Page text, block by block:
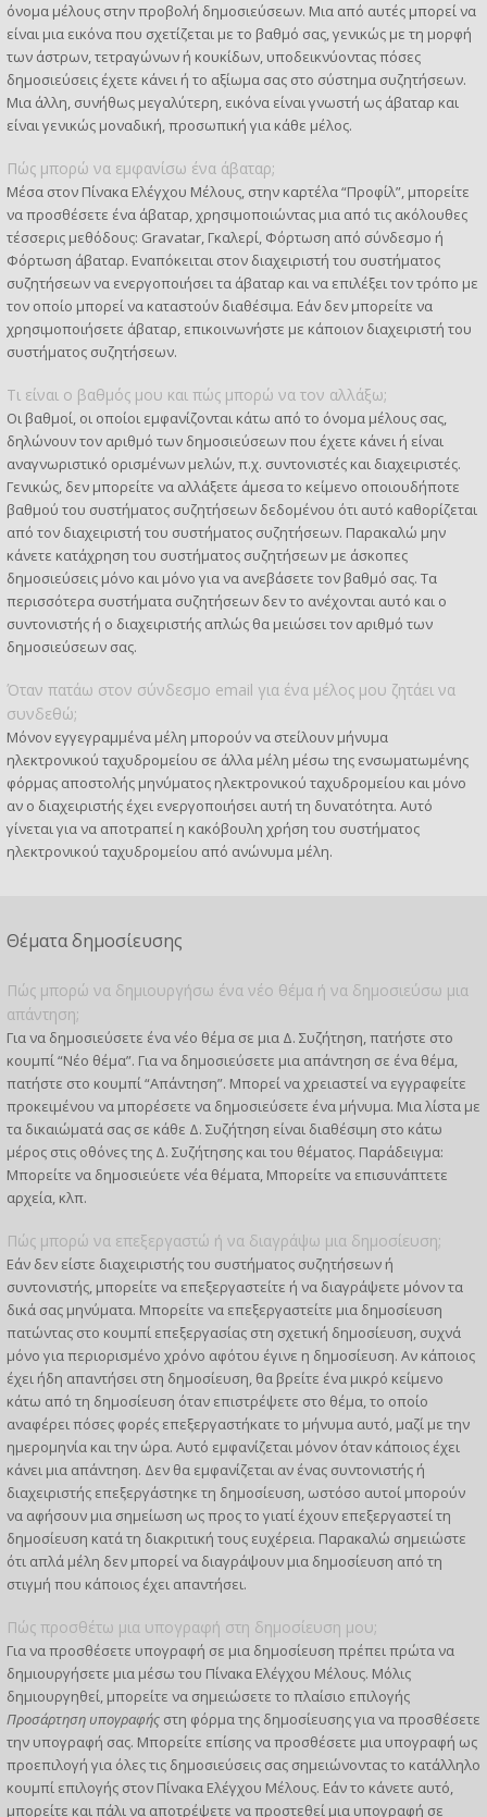
όνομα μέλους στην προβολή δημοσιεύσεων. Μια από αυτές μπορεί να
είναι μια εικόνα που σχετίζεται με το βαθμό σας, γενικώς με τη μορφή
των άστρων, τετραγώνων ή κουκίδων, υποδεικνύοντας πόσες
δημοσιεύσεις έχετε κάνει ή το αξίωμα σας στο σύστημα συζητήσεων.
Μια άλλη, συνήθως μεγαλύτερη, εικόνα είναι γνωστή ως άβαταρ και
είναι γενικώς μοναδική, προσωπική για κάθε μέλος.
Πώς μπορώ να εμφανίσω ένα άβαταρ;
Μέσα στον Πίνακα Ελέγχου Μέλους, στην καρτέλα “Προφίλ”, μπορείτε
να προσθέσετε ένα άβαταρ, χρησιμοποιώντας μια από τις ακόλουθες
τέσσερις μεθόδους: Gravatar, Γκαλερί, Φόρτωση από σύνδεσμο ή
Φόρτωση άβαταρ. Εναπόκειται στον διαχειριστή του συστήματος
συζητήσεων να ενεργοποιήσει τα άβαταρ και να επιλέξει τον τρόπο με
τον οποίο μπορεί να καταστούν διαθέσιμα. Εάν δεν μπορείτε να
χρησιμοποιήσετε άβαταρ, επικοινωνήστε με κάποιον διαχειριστή του
συστήματος συζητήσεων.
Τι είναι ο βαθμός μου και πώς μπορώ να τον αλλάξω;
Οι βαθμοί, οι οποίοι εμφανίζονται κάτω από το όνομα μέλους σας,
δηλώνουν τον αριθμό των δημοσιεύσεων που έχετε κάνει ή είναι
αναγνωριστικό ορισμένων μελών, π.χ. συντονιστές και διαχειριστές.
Γενικώς, δεν μπορείτε να αλλάξετε άμεσα το κείμενο οποιουδήποτε
βαθμού του συστήματος συζητήσεων δεδομένου ότι αυτό καθορίζεται
από τον διαχειριστή του συστήματος συζητήσεων. Παρακαλώ μην
κάνετε κατάχρηση του συστήματος συζητήσεων με άσκοπες
δημοσιεύσεις μόνο και μόνο για να ανεβάσετε τον βαθμό σας. Τα
περισσότερα συστήματα συζητήσεων δεν το ανέχονται αυτό και ο
συντονιστής ή ο διαχειριστής απλώς θα μειώσει τον αριθμό των
δημοσιεύσεων σας.
Όταν πατάω στον σύνδεσμο email για ένα μέλος μου ζητάει να
συνδεθώ;
Μόνον εγγεγραμμένα μέλη μπορούν να στείλουν μήνυμα
ηλεκτρονικού ταχυδρομείου σε άλλα μέλη μέσω της ενσωματωμένης
φόρμας αποστολής μηνύματος ηλεκτρονικού ταχυδρομείου και μόνο
αν ο διαχειριστής έχει ενεργοποιήσει αυτή τη δυνατότητα. Αυτό
γίνεται για να αποτραπεί η κακόβουλη χρήση του συστήματος
ηλεκτρονικού ταχυδρομείου από ανώνυμα μέλη.
Θέματα δημοσίευσης
Πώς μπορώ να δημιουργήσω ένα νέο θέμα ή να δημοσιεύσω μια
απάντηση;
Για να δημοσιεύσετε ένα νέο θέμα σε μια Δ. Συζήτηση, πατήστε στο
κουμπί “Νέο θέμα”. Για να δημοσιεύσετε μια απάντηση σε ένα θέμα,
πατήστε στο κουμπί “Απάντηση”. Μπορεί να χρειαστεί να εγγραφείτε
προκειμένου να μπορέσετε να δημοσιεύσετε ένα μήνυμα. Μια λίστα με
τα δικαιώματά σας σε κάθε Δ. Συζήτηση είναι διαθέσιμη στο κάτω
μέρος στις οθόνες της Δ. Συζήτησης και του θέματος. Παράδειγμα:
Μπορείτε να δημοσιεύετε νέα θέματα, Μπορείτε να επισυνάπτετε
αρχεία, κλπ.
Πώς μπορώ να επεξεργαστώ ή να διαγράψω μια δημοσίευση;
Εάν δεν είστε διαχειριστής του συστήματος συζητήσεων ή
συντονιστής, μπορείτε να επεξεργαστείτε ή να διαγράψετε μόνον τα
δικά σας μηνύματα. Μπορείτε να επεξεργαστείτε μια δημοσίευση
πατώντας στο κουμπί επεξεργασίας στη σχετική δημοσίευση, συχνά
μόνο για περιορισμένο χρόνο αφότου έγινε η δημοσίευση. Αν κάποιος
έχει ήδη απαντήσει στη δημοσίευση, θα βρείτε ένα μικρό κείμενο
κάτω από τη δημοσίευση όταν επιστρέψετε στο θέμα, το οποίο
αναφέρει πόσες φορές επεξεργαστήκατε το μήνυμα αυτό, μαζί με την
ημερομηνία και την ώρα. Αυτό εμφανίζεται μόνον όταν κάποιος έχει
κάνει μια απάντηση. Δεν θα εμφανίζεται αν ένας συντονιστής ή
διαχειριστής επεξεργάστηκε τη δημοσίευση, ωστόσο αυτοί μπορούν
να αφήσουν μια σημείωση ως προς το γιατί έχουν επεξεργαστεί τη
δημοσίευση κατά τη διακριτική τους ευχέρεια. Παρακαλώ σημειώστε
ότι απλά μέλη δεν μπορεί να διαγράψουν μια δημοσίευση από τη
στιγμή που κάποιος έχει απαντήσει.
Πώς προσθέτω μια υπογραφή στη δημοσίευση μου;
Για να προσθέσετε υπογραφή σε μια δημοσίευση πρέπει πρώτα να
δημιουργήσετε μια μέσω του Πίνακα Ελέγχου Μέλους. Μόλις
δημιουργηθεί, μπορείτε να σημειώσετε το πλαίσιο επιλογής
Προσάρτηση υπογραφής στη φόρμα της δημοσίευσης για να προσθέσετε
την υπογραφή σας. Μπορείτε επίσης να προσθέσετε μια υπογραφή ως
προεπιλογή για όλες τις δημοσιεύσεις σας σημειώνοντας το κατάλληλο
κουμπί επιλογής στον Πίνακα Ελέγχου Μέλους. Εάν το κάνετε αυτό,
μπορείτε και πάλι να αποτρέψετε να προστεθεί μια υπογραφή σε